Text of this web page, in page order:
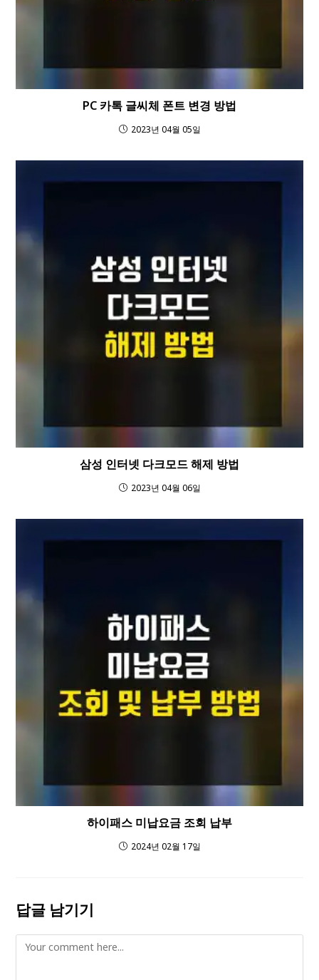
PC 카톡 글씨체 폰트 변경 방법
2023년 04월 05일
삼성 인터넷 다크모드 해제 방법
2023년 04월 06일
하이패스 미납요금 조회 납부
2024년 02월 17일
답글 남기기
Comment